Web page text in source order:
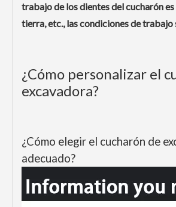
trabajo de los dientes del cucharón
tierra, etc., las condiciones de trabajo
¿Cómo personalizar el
excavadora?
¿Cómo elegir el cucharón de
adecuado?